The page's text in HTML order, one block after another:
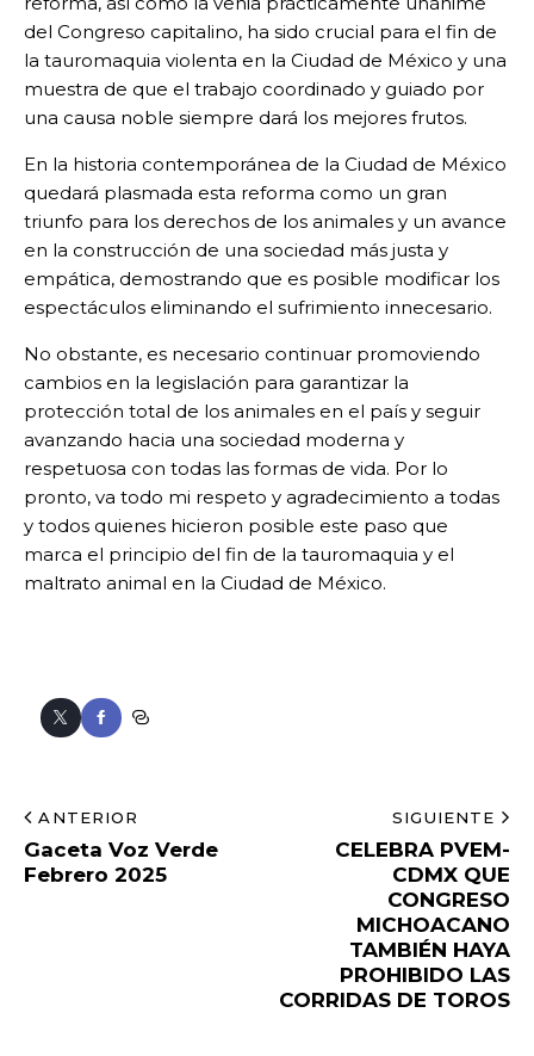
del Congreso capitalino, ha sido crucial para el fin de
la tauromaquia violenta en la Ciudad de México y una
muestra de que el trabajo coordinado y guiado por
una causa noble siempre dará los mejores frutos.
En la historia contemporánea de la Ciudad de México
quedará plasmada esta reforma como un gran
triunfo para los derechos de los animales y un avance
en la construcción de una sociedad más justa y
empática, demostrando que es posible modificar los
espectáculos eliminando el sufrimiento innecesario.
No obstante, es necesario continuar promoviendo
cambios en la legislación para garantizar la
protección total de los animales en el país y seguir
avanzando hacia una sociedad moderna y
respetuosa con todas las formas de vida. Por lo
pronto, va todo mi respeto y agradecimiento a todas
y todos quienes hicieron posible este paso que
marca el principio del fin de la tauromaquia y el
maltrato animal en la Ciudad de México.
ANTERIOR
Gaceta Voz Verde
Febrero 2025
SIGUIENTE
CELEBRA PVEM-
CDMX QUE
CONGRESO
MICHOACANO
TAMBIÉN HAYA
PROHIBIDO LAS
CORRIDAS DE TOROS